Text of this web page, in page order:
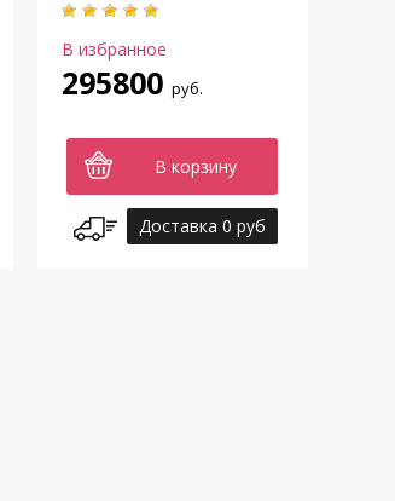
В избранное
295800 руб.
В корзину
Доставка 0 руб